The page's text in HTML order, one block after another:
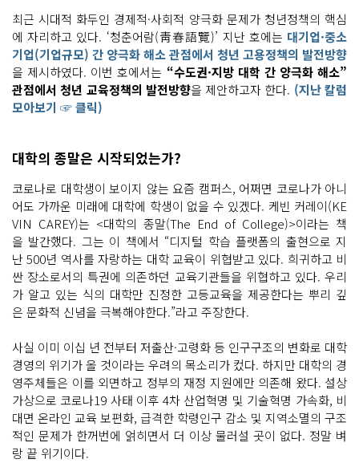
최근 시대적 화두인 경제적·사회적 양극화 문제가 청년정책의 핵심
에 자리하고 있다. ‘청춘어람(靑春語覽)’ 지난 호에는 대기업·중소
기업(기업규모) 간 양극화 해소 관점에서 청년 고용정책의 발전방향
을 제시하였다. 이번 호에서는 “수도권·지방 대학 간 양극화 해소”
관점에서 청년 교육정책의 발전방향을 제안하고자 한다. (지난 칼럼
모아보기 ☞ 클릭)
대학의 종말은 시작되었는가?
코로나로 대학생이 보이지 않는 요즘 캠퍼스, 어쩌면 코로나가 아니
어도 가까운 미래에 대학에 학생이 없을 수 있겠다. 케빈 커레이(KE
VIN CAREY)는 <대학의 종말(The End of College)>이라는 책
을 발간했다. 그는 이 책에서 “디지털 학습 플랫폼의 출현으로 지
난 500년 역사를 자랑하는 대학 교육이 위협받고 있다. 희귀하고 비
싼 장소로서의 특권에 의존하던 교육기관들을 위협하고 있다. 우리
가 알고 있는 식의 대학만 진정한 고등교육을 제공한다는 뿌리 깊
은 문화적 신념을 극복해야한다.”라고 주장한다.
사실 이미 이십 년 전부터 저출산·고령화 등 인구구조의 변화로 대학
경영의 위기가 올 것이라는 우려의 목소리가 컸다. 하지만 대학의 경
영주체들은 이를 외면하고 정부의 재정 지원에만 의존해 왔다. 설상
가상으로 코로나19 사태 이후 4차 산업혁명 및 기술혁명 가속화, 비
대면 온라인 교육 보편화, 급격한 학령인구 감소 및 지역소멸의 구조
적인 문제가 한꺼번에 얽히면서 더 이상 물러설 곳이 없다. 정말 벼
랑 끝 위기이다.